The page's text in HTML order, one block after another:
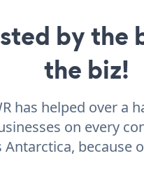
by the
the biz!
has helped over a
on every
Antarctica, because